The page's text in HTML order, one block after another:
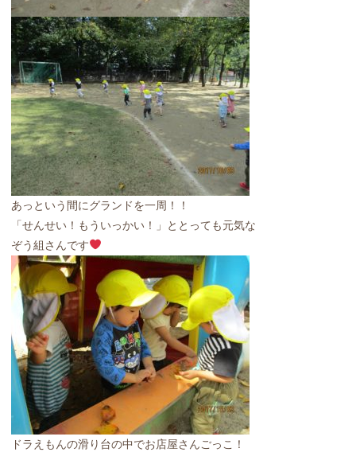
あっという間にグランドを一周！！
「せんせい！もういっかい！」ととっても元気な
ぞう組さんです
ドラえもんの滑り台の中でお店屋さんごっこ！